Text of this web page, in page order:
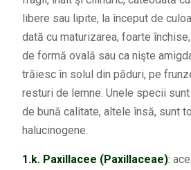
libere sau lipite, la început de
dată cu maturizarea, foarte
de formă ovală sau ca nişte
trăiesc în solul din păduri, pe
resturi de lemne. Unele specii
de bună calitate, altele însă, sunt
halucinogene.
1.k. Paxillacee (Paxillaceae):